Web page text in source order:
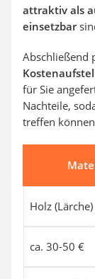
attraktiv als
einsetzbar
Abschließend
für Sie
Nachteile,
treffen
Holz (Lärche)
ca. 30-50 €